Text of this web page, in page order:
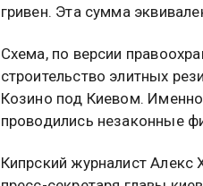
гривен. Эта сумма
Схема, по версии
строительство элитных
Козино под Киевом. Именно
проводились незаконные
Кипрский журналист